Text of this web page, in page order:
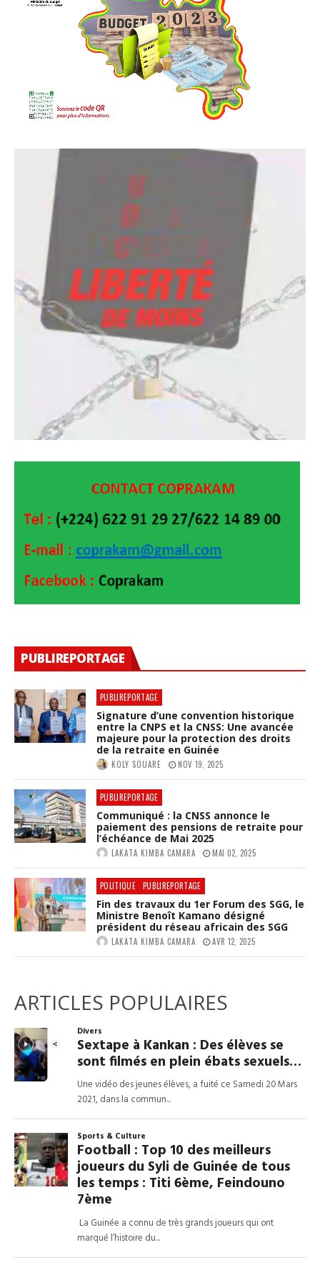
PUBLIREPORTAGE
PUBLIREPORTAGE
Signature d’une convention historique
entre la CNPS et la CNSS: Une avancée
majeure pour la protection des droits
de la retraite en Guinée
KOLY SOUARE NOV 19, 2025
PUBLIREPORTAGE
Communiqué : la CNSS annonce le
paiement des pensions de retraite pour
l’échéance de Mai 2025
LAKATA KIMBA CAMARA MAI 02, 2025
POLITIQUE PUBLIREPORTAGE
Fin des travaux du 1er Forum des SGG, le
Ministre Benoît Kamano désigné
président du réseau africain des SGG
LAKATA KIMBA CAMARA AVR 12, 2025
ARTICLES POPULAIRES